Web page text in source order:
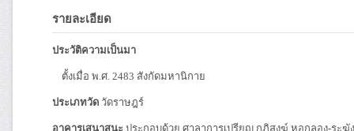
รายละเอียด
ประวัติความเป็นมา
ตั้งเมื่อ พ.ศ. 2483 สังกัดมหานิกาย
ประเภทวัด วัดราษฎร์
อาคารเสนาสนะ ประกอบด้วย ศาลาการเปรียญ กุฏิสงฆ์ หอกลอง-ระ